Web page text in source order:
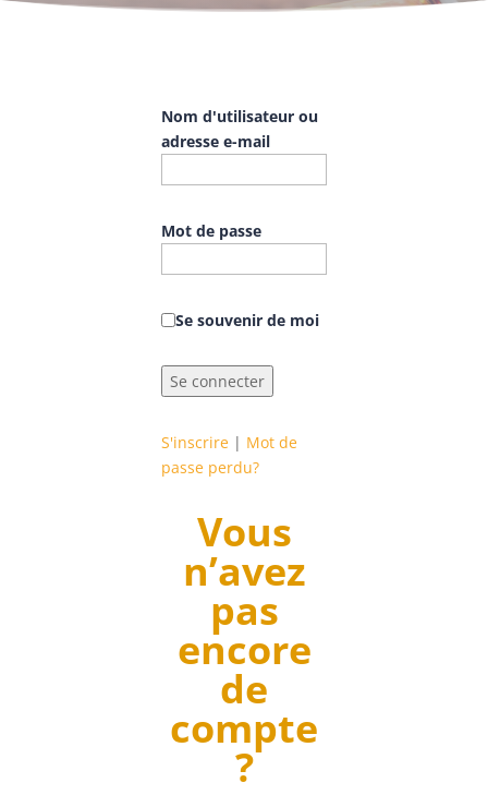
Nom d'utilisateur ou
adresse e-mail
Mot de passe
Se souvenir de moi
S'inscrire | Mot de
passe perdu?
Vous
n’avez
pas
encore
de
compte
?